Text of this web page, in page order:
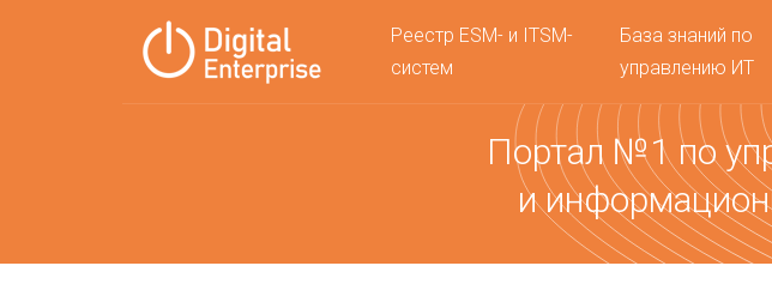
Реестр ESM- и ITSM-
систем
База знаний по
управлению ИТ
Портал №1 по
и